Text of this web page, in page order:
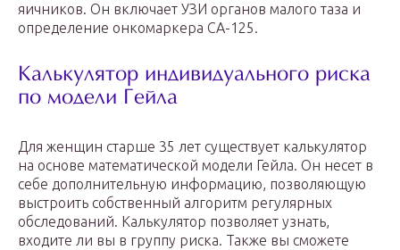
яичников. Он включает УЗИ органов малого таза и
определение онкомаркера СА-125.
Калькулятор индивидуального риска
по модели Гейла
Для женщин старше 35 лет существует калькулятор
на основе математической модели Гейла. Он несет в
себе дополнительную информацию, позволяющую
выстроить собственный алгоритм регулярных
обследований. Калькулятор позволяет узнать,
входите ли вы в группу риска. Также вы сможете